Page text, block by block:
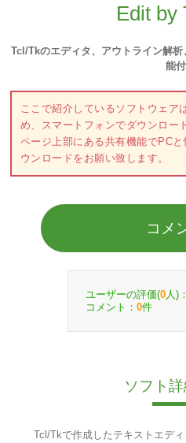
Edit by
Tcl/Tkのエディタ、アウトライン解
能付
ここで紹介しているソフトウェア
め、スマートフォンでダウンロー
ページ上部にある共有機能でPC
ウンロードをお願い致します。
コメ
ユーザーの評価(0 人)：
コメント： 0件
ソフト
Tcl/Tkで作成したテキストエデ